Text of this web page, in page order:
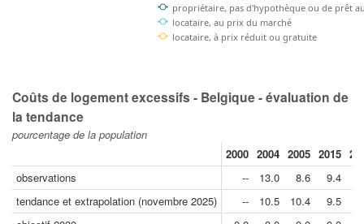
propriétaire, pas d'hypothèque ou de prêt
locataire, au prix du marché
locataire, à prix réduit ou gratuite
Coûts de logement excessifs - Belgique - évaluation de
la tendance
pourcentage de la population
2000 2004 2005 2015
observations
-- 13.0 8.6 9.4
tendance et extrapolation (novembre 2025)
-- 10.5 10.4 9.5